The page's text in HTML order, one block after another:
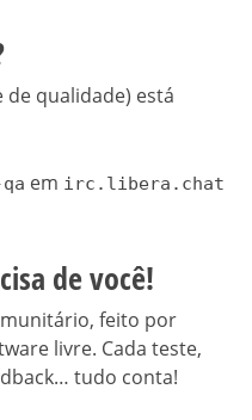
de qualidade) está
em irc.libera.chat
de você!
feito por
livre. Cada teste,
tudo conta!